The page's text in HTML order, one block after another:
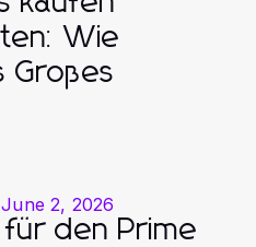
Wie
Großes
June 2, 2026
den Prime